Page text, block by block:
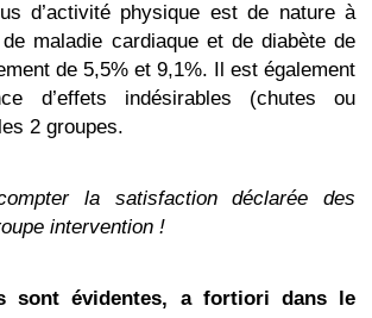
d’activité physique est de nature à
maladie cardiaque et de diabète de
de 5,5% et 9,1%. Il est également
d’effets indésirables (chutes ou
2 groupes.
la satisfaction déclarée des
intervention !
sont évidentes, a fortiori dans le